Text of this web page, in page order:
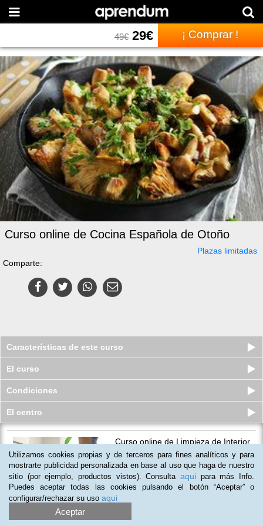
49€29€ ¡ Comprar !
Curso online de Cocina Española de Otoño
Plazas limitadas
Comparte:
Características de este curso
El curso
Condiciones
El centro
Curso online de Limpieza de Interior
de Inmuebles
Plazas limitadas
€ 79€
Utilizamos cookies propias y de terceros para fines analíticos y para
mostrarte publicidad personalizada en base al uso que haga de nuestro
sitio (por ejemplo, productos vistos). Consulta aqui para más Info.
Puedes aceptar todas las cookies pulsando el botón “Aceptar” o
configurar/rechazar su uso aqui
Aceptar